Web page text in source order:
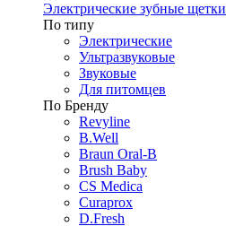
Электрические зубные щетки
По типу
Электрические
Ультразвуковые
Звуковые
Для питомцев
По Бренду
Revyline
B.Well
Braun Oral-B
Brush Baby
CS Medica
Curaprox
D.Fresh